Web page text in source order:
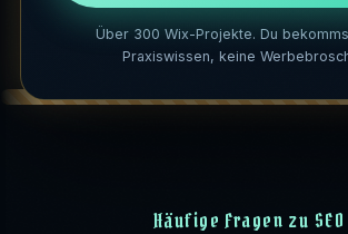
Über 300 Wix-Projekte. Du
Praxiswissen, keine
Häufige Fragen zu SEO